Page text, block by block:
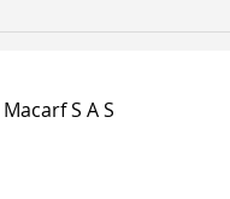
Macarf S A S